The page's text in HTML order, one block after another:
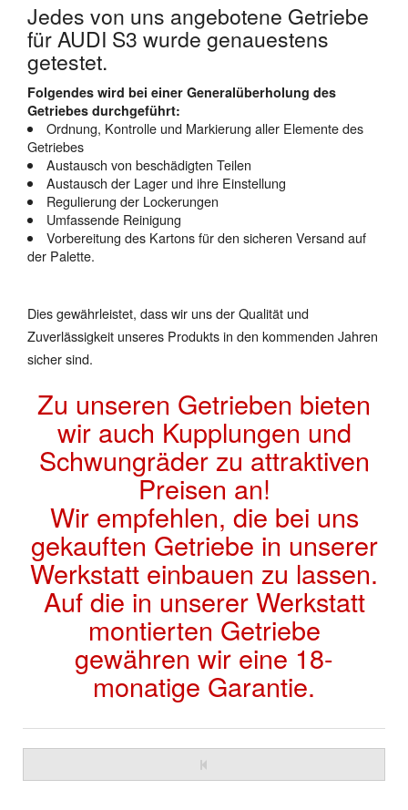
Jedes von uns angebotene Getriebe
für AUDI S3 wurde genauestens
getestet.
Folgendes wird bei einer Generalüberholung des
Getriebes durchgeführt:
Ordnung, Kontrolle und Markierung aller Elemente des
Getriebes
Austausch von beschädigten Teilen
Austausch der Lager und ihre Einstellung
Regulierung der Lockerungen
Umfassende Reinigung
Vorbereitung des Kartons für den sicheren Versand auf
der Palette.
Dies gewährleistet, dass wir uns der Qualität und
Zuverlässigkeit unseres Produkts in den kommenden Jahren
sicher sind.
Zu unseren Getrieben bieten
wir auch Kupplungen und
Schwungräder zu attraktiven
Preisen an!
Wir empfehlen, die bei uns
gekauften Getriebe in unserer
Werkstatt einbauen zu lassen.
Auf die in unserer Werkstatt
montierten Getriebe
gewähren wir eine 18-
monatige Garantie.